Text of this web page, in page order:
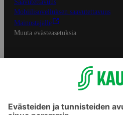
Saavutettavuus
Mobiilisovelluksen saavutettavuus
Mainostajalle
Muuta evästeasetuksia
S-ryhmän palvelut
Asiakasomistajuus